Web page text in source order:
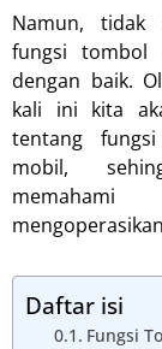
Namun, tidak
fungsi tombol
dengan baik.
kali ini kita
tentang
mobil,
Daftar isi
Fungsi